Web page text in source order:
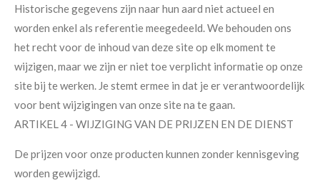
Historische gegevens zijn naar hun aard niet actueel en
worden enkel als referentie meegedeeld. We behouden ons
het recht voor de inhoud van deze site op elk moment te
wijzigen, maar we zijn er niet toe verplicht informatie op onze
site bij te werken. Je stemt ermee in dat je er verantwoordelijk
voor bent wijzigingen van onze site na te gaan.
ARTIKEL 4 - WIJZIGING VAN DE PRIJZEN EN DE DIENST
De prijzen voor onze producten kunnen zonder kennisgeving
worden gewijzigd.